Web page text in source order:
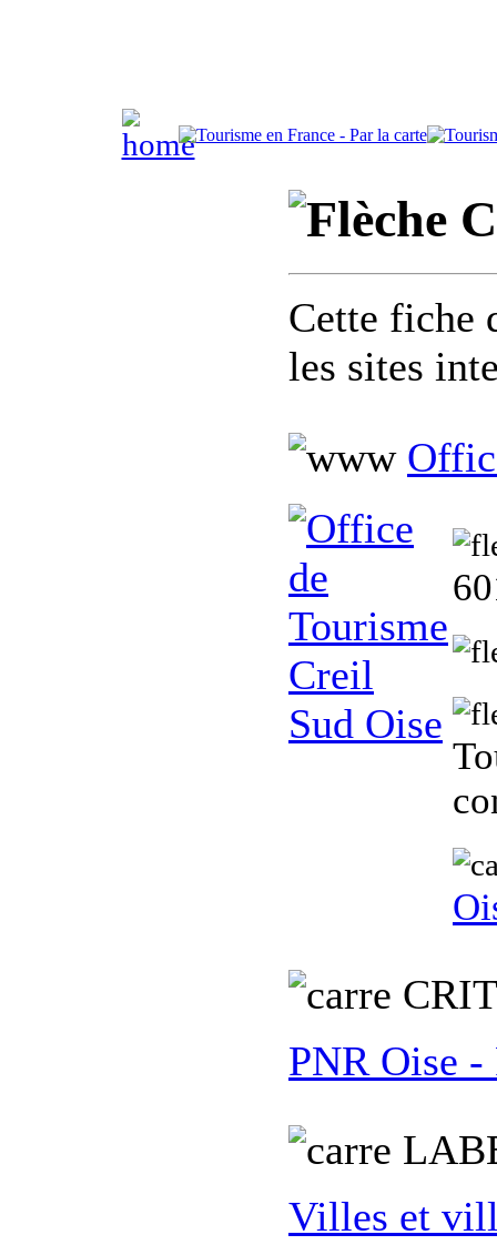
Cette fiche
les sites
C
PNR Oise -
L
Villes et